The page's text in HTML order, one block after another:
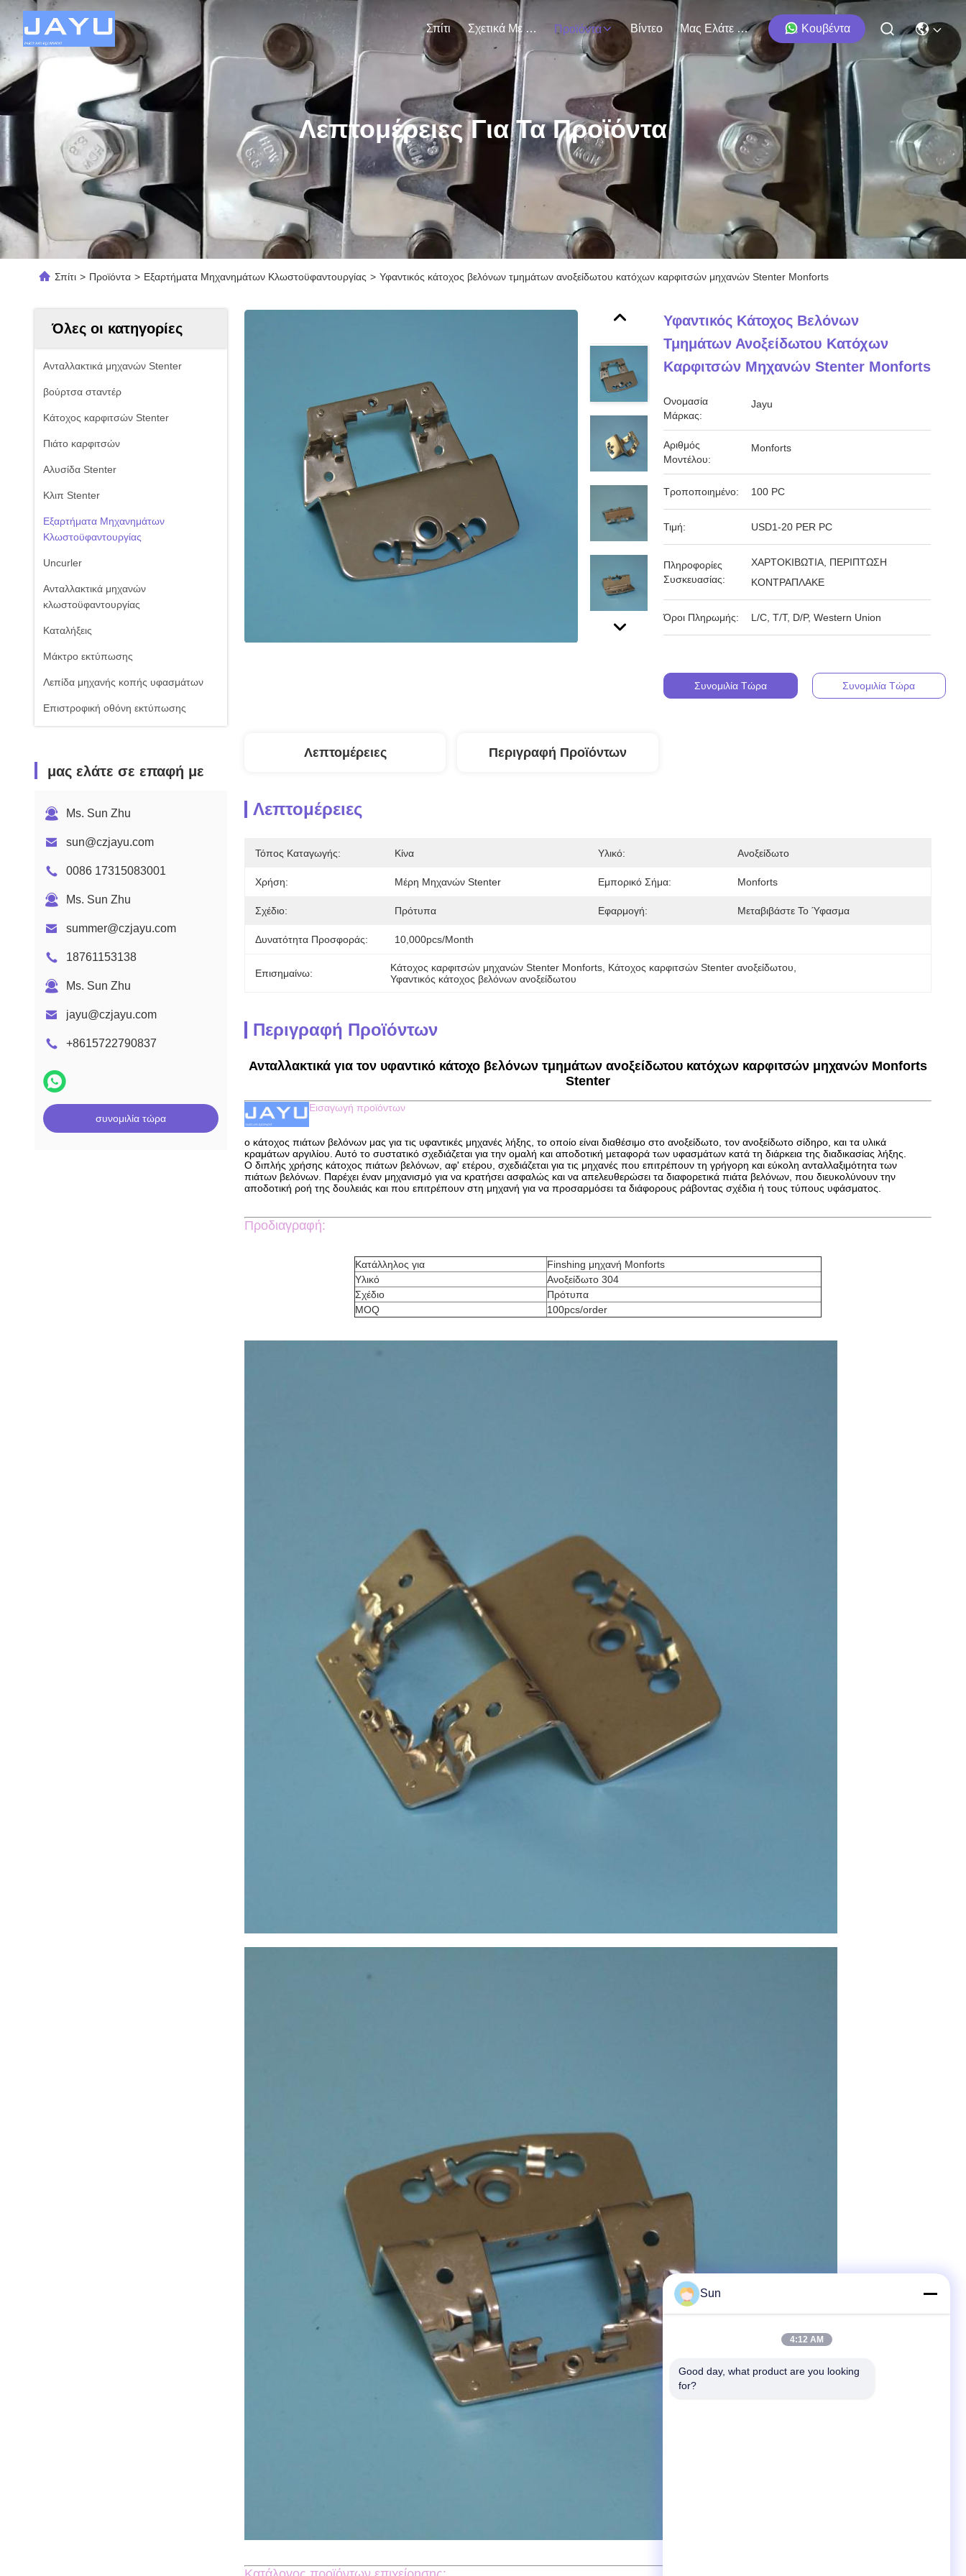
Σπίτι Σχετικά Με Εμάς Προϊόντα Βίντεο Μας Ελάτε Σε Επαφή Με Κουβέντα
Λεπτομέρειες Για Τα Προϊόντα
Σπίτι > Προϊόντα > Εξαρτήματα Μηχανημάτων Κλωστοϋφαντουργίας > Υφαντικός κάτοχος βελόνων τμημάτων ανοξείδωτου κατόχων καρφιτσών μηχανών Stenter Monforts
Όλες οι κατηγορίες
Ανταλλακτικά μηχανών Stenter
βούρτσα σταντέρ
Κάτοχος καρφιτσών Stenter
Πιάτο καρφιτσών
Αλυσίδα Stenter
Κλιπ Stenter
Εξαρτήματα Μηχανημάτων
Κλωστοϋφαντουργίας
Uncurler
Ανταλλακτικά μηχανών
κλωστοϋφαντουργίας
Καταλήξεις
Μάκτρο εκτύπωσης
Λεπίδα μηχανής κοπής υφασμάτων
Επιστροφική οθόνη εκτύπωσης
μας ελάτε σε επαφή με
Ms. Sun Zhu
sun@czjayu.com
0086 17315083001
Ms. Sun Zhu
summer@czjayu.com
18761153138
Ms. Sun Zhu
jayu@czjayu.com
+8615722790837
συνομιλία τώρα
Υφαντικός Κάτοχος Βελόνων
Τμημάτων Ανοξείδωτου Κατόχων
Καρφιτσών Μηχανών Stenter Monforts
Ονομασία
Μάρκας:
Jayu
Αριθμός
Μοντέλου:
Monforts
Τροποποιημένο: 100 PC
Τιμή: USD1-20 PER PC
Πληροφορίες
Συσκευασίας:
ΧΑΡΤΟΚΙΒΩΤΙΑ, ΠΕΡΙΠΤΩΣΗ
ΚΟΝΤΡΑΠΛΑΚΕ
Όροι Πληρωμής: L/C, T/T, D/P, Western Union
Συνομιλία Τώρα Συνομιλία Τώρα
Λεπτομέρειες Περιγραφή Προϊόντων
Λεπτομέρειες
Τόπος Καταγωγής: Κίνα Υλικό: Ανοξείδωτο
Χρήση: Μέρη Μηχανών Stenter Εμπορικό Σήμα: Monforts
Σχέδιο: Πρότυπα Εφαρμογή: Μεταβιβάστε Το Ύφασμα
Δυνατότητα Προσφοράς: 10,000pcs/month
Επισημαίνω: Κάτοχος καρφιτσών μηχανών Stenter Monforts Κάτοχος καρφιτσών Stenter ανοξείδωτου
Υφαντικός κάτοχος βελόνων ανοξείδωτου
Περιγραφή Προϊόντων
Ανταλλακτικά για τον υφαντικό κάτοχο βελόνων τμημάτων ανοξείδωτου κατόχων καρφιτσών μηχανών Monforts
Stenter
Εισαγωγή προϊόντων
ο κάτοχος πιάτων βελόνων μας για τις υφαντικές μηχανές λήξης, το οποίο είναι διαθέσιμο στο ανοξείδωτο, τον ανοξείδωτο σίδηρο, και τα υλικά
κραμάτων αργιλίου. Αυτό το συστατικό σχεδιάζεται για την ομαλή και αποδοτική μεταφορά των υφασμάτων κατά τη διάρκεια της διαδικασίας λήξης.
Ο διπλής χρήσης κάτοχος πιάτων βελόνων, αφ' ετέρου, σχεδιάζεται για τις μηχανές που επιτρέπουν τη γρήγορη και εύκολη ανταλλαξιμότητα των
πιάτων βελόνων. Παρέχει έναν μηχανισμό για να κρατήσει ασφαλώς και να απελευθερώσει τα διαφορετικά πιάτα βελόνων, που διευκολύνουν την
αποδοτική ροή της δουλειάς και που επιτρέπουν στη μηχανή για να προσαρμόσει τα διάφορους ράβοντας σχέδια ή τους τύπους υφάσματος.
Προδιαγραφή:
Κατάλληλος για
Finshing μηχανή Monforts
Υλικό
Ανοξείδωτο 304
Σχέδιο
Πρότυπα
MOQ
100pcs/order
Sun
4:12 AM
Good day, what product are you looking
for?